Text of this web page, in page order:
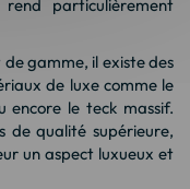
particulièrement
gamme, il existe des
de luxe comme le
encore le teck massif.
de qualité supérieure,
un aspect luxueux et